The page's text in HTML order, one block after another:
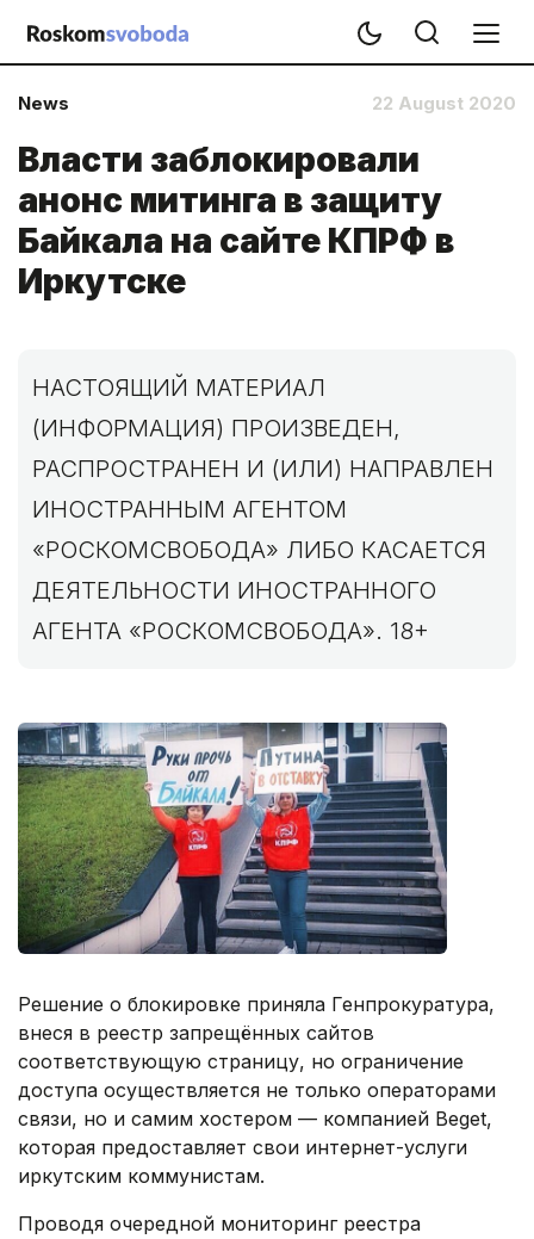
News 22 August 2020
Власти заблокировали
анонс митинга в защиту
Байкала на сайте КПРФ в
Иркутске
НАСТОЯЩИЙ МАТЕРИАЛ
(ИНФОРМАЦИЯ) ПРОИЗВЕДЕН,
РАСПРОСТРАНЕН И (ИЛИ) НАПРАВЛЕН
ИНОСТРАННЫМ АГЕНТОМ
«РОСКОМСВОБОДА» ЛИБО КАСАЕТСЯ
ДЕЯТЕЛЬНОСТИ ИНОСТРАННОГО
АГЕНТА «РОСКОМСВОБОДА». 18+
Решение о блокировке приняла Генпрокуратура,
внеся в реестр запрещённых сайтов
соответствующую страницу, но ограничение
доступа осуществляется не только операторами
связи, но и самим хостером — компанией Beget,
которая предоставляет свои интернет-услуги
иркутским коммунистам.
Проводя очередной мониторинг реестра